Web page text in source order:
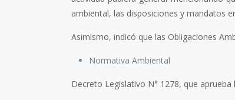
ambiental, las disposiciones y mandatos
Asimismo, indicó que las Obligaciones
Normativa Ambiental
Decreto Legislativo N° 1278, que